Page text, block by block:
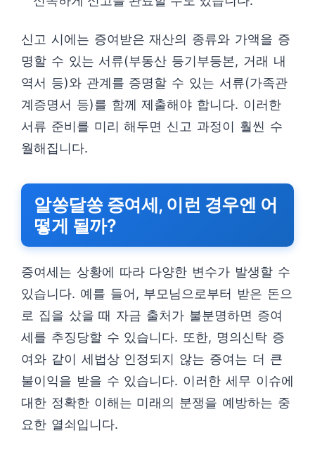
신고 시에는 증여받은 재산의 종류와 가액을 증
명할 수 있는 서류(부동산 등기부등본, 거래 내
역서 등)와 관계를 증명할 수 있는 서류(가족관
계증명서 등)를 함께 제출해야 합니다. 이러한
서류 준비를 미리 해두면 신고 과정이 훨씬 수
월해집니다.
알쏭달쏭 증여세, 이런 경우엔 어
떻게 될까?
증여세는 상황에 따라 다양한 변수가 발생할 수
있습니다. 예를 들어, 부모님으로부터 받은 돈으
로 집을 샀을 때 자금 출처가 불분명하면 증여
세를 추징당할 수 있습니다. 또한, 명의신탁 증
여와 같이 세법상 인정되지 않는 증여는 더 큰
불이익을 받을 수 있습니다. 이러한 세무 이슈에
대한 정확한 이해는 미래의 분쟁을 예방하는 중
요한 열쇠입니다.